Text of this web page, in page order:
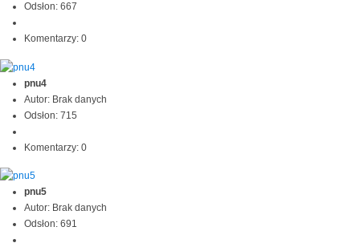
Odsłon: 667
Komentarzy: 0
pnu4
Autor: Brak danych
Odsłon: 715
Komentarzy: 0
pnu5
Autor: Brak danych
Odsłon: 691